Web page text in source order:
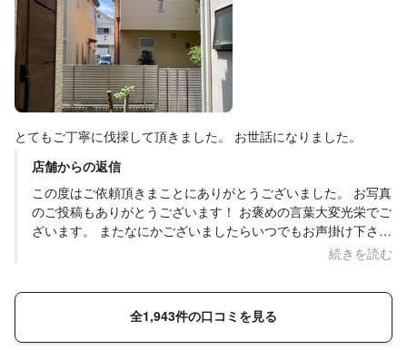
とてもご丁寧に伐採して頂きました。 お世話になりました。
店舗からの返信
この度はご依頼頂きまことにありがとうございました。 お写真
のご投稿もありがとうございます！ お褒めの言葉大変光栄でご
ざいます。 またなにかございましたらいつでもお声掛け下さ
続きを読む
全1,943件の口コミを見る